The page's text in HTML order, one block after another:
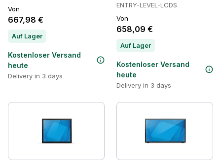
Von
667,98 €
Auf Lager
Kostenloser Versand
heute
Delivery in 3 days
ENTRY-LEVEL-LCDS
Von
658,09 €
Auf Lager
Kostenloser Versand
heute
Delivery in 3 days